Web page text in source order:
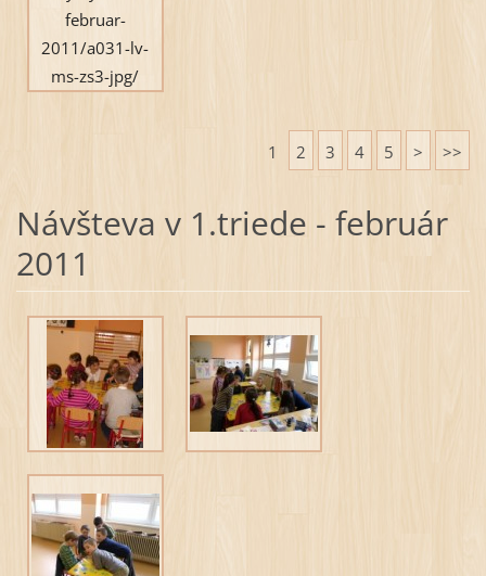
1 2 3 4 5 > >>
Návšteva v 1.triede - február
2011